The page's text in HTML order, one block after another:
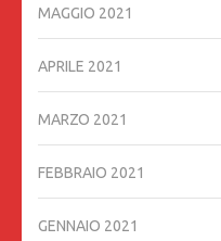
MAGGIO 2021
APRILE 2021
MARZO 2021
FEBBRAIO 2021
GENNAIO 2021